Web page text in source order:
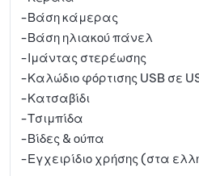
-Βάση κάμερας
-Βάση ηλιακού πάνελ
-Ιμάντας στερέωσης
-Καλώδιο φόρτισης USB σε
-Κατσαβίδι
-Τσιμπίδα
-Βίδες & ούπα
-Εγχειρίδιο χρήσης (στα